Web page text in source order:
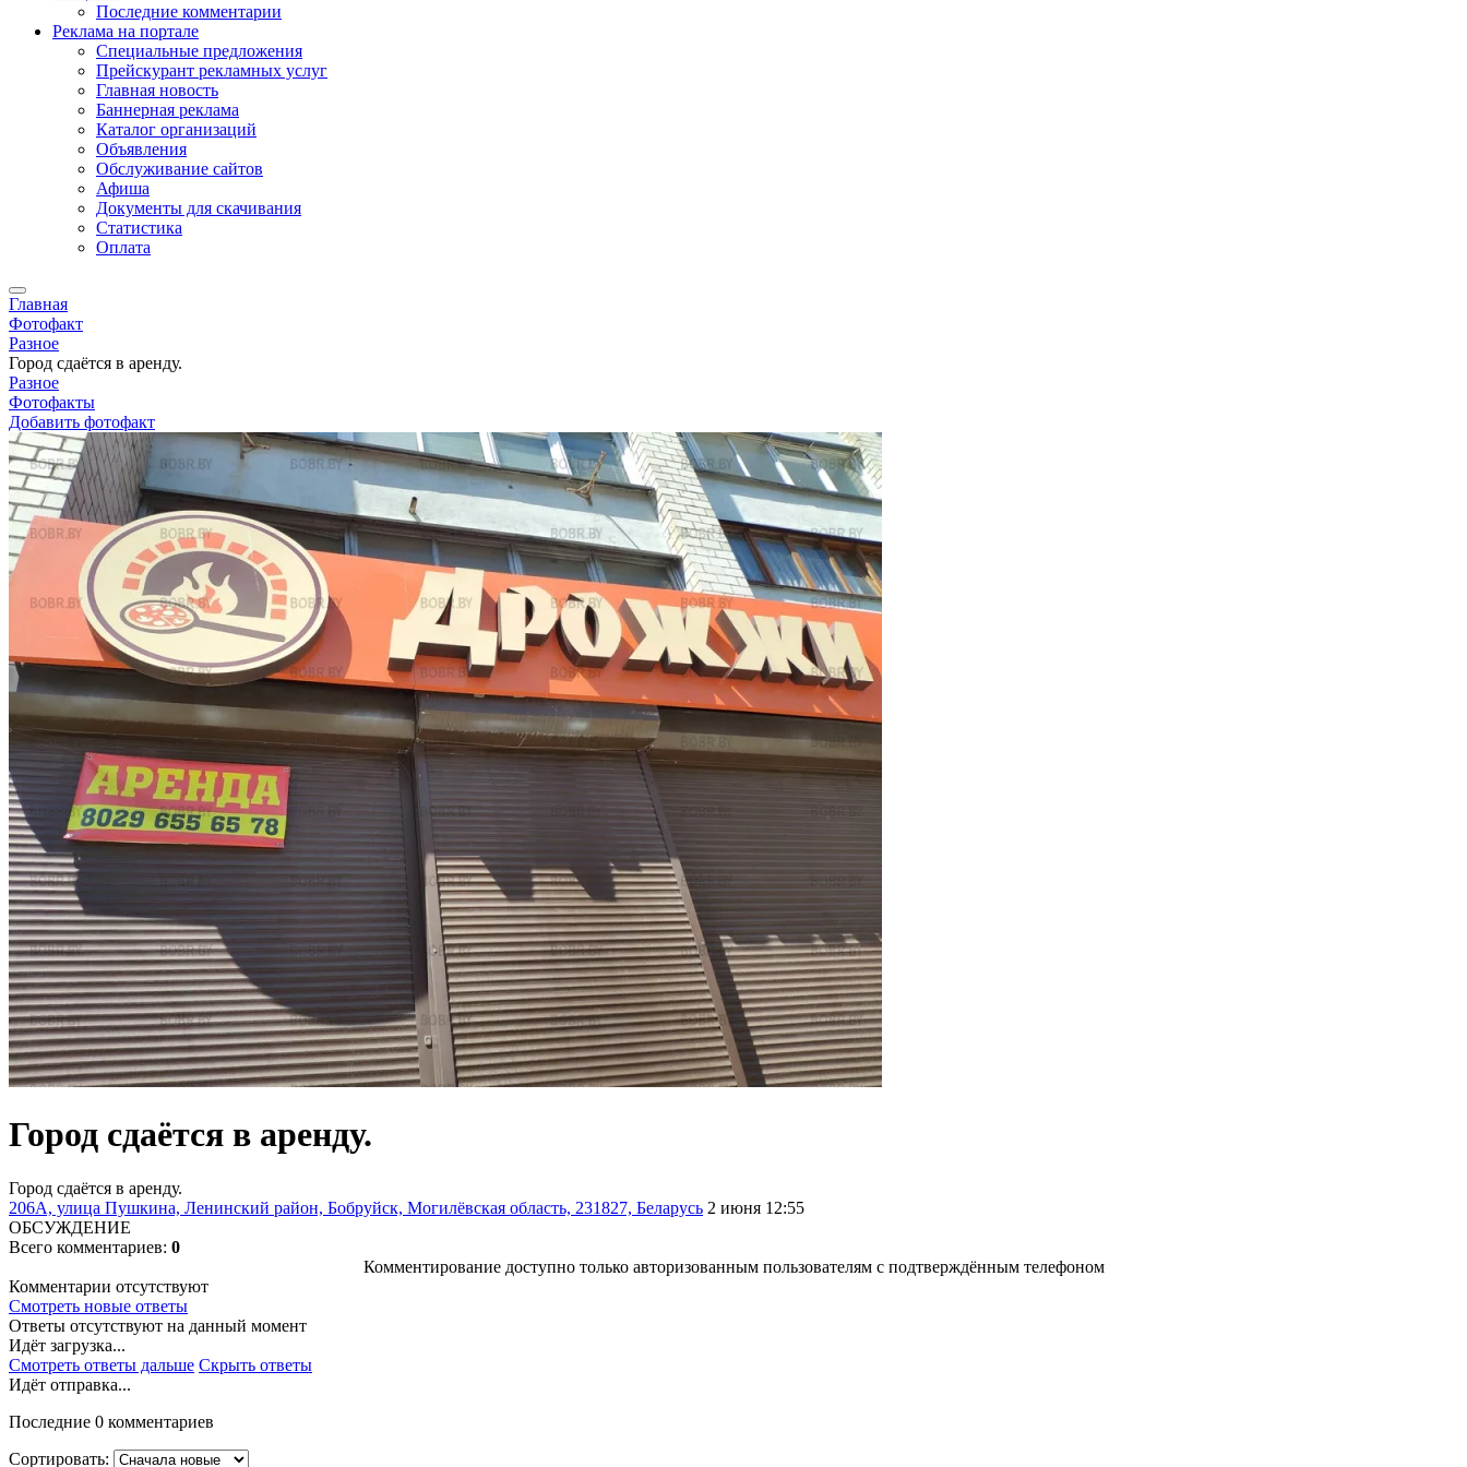
Последние комментарии
Реклама на портале
Специальные предложения
Прейскурант рекламных услуг
Главная новость
Баннерная реклама
Каталог организаций
Объявления
Обслуживание сайтов
Афиша
Документы для скачивания
Статистика
Оплата
Главная
Фотофакт
Разное
Город сдаётся в аренду.
Разное
Фотофакты
Добавить фотофакт
Город сдаётся в аренду.
Город сдаётся в аренду.
206А, улица Пушкина, Ленинский район, Бобруйск, Могилёвская область, 231827, Беларусь 2 июня 12:55
ОБСУЖДЕНИЕ
Всего комментариев: 0
Комментирование доступно только авторизованным пользователям с подтверждённым телефоном
Комментарии отсутствуют
Смотреть новые ответы
Ответы отсутствуют на данный момент
Идёт загрузка...
Смотреть ответы дальше Скрыть ответы
Идёт отправка...
Последние 0 комментариев
Сортировать: